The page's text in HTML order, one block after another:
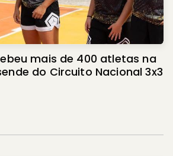
mais de 400 atletas na
do Circuito Nacional 3x3